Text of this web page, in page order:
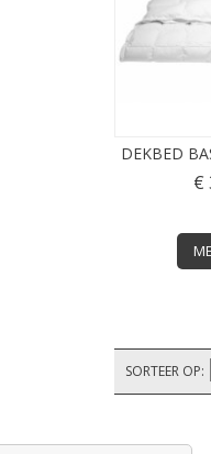
DEKBED
€
SORTEER OP